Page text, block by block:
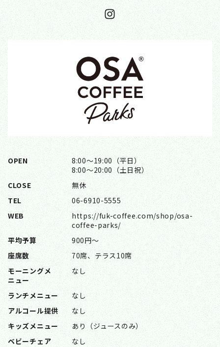
OPEN
8:00〜19:00（平日）
8:00〜20:00（土日祝）
CLOSE
無休
TEL
06-6910-5555
WEB
https://fuk-coffee.com/shop/osa-
coffee-parks/
平均予算
900円〜
座席数
70席、テラス10席
モーニングメ
ニュー
なし
ランチメニュー
なし
アルコール提供
なし
キッズメニュー
あり（ジュースのみ）
ベビーチェア
なし